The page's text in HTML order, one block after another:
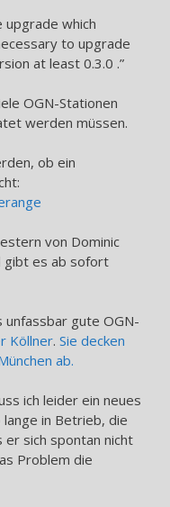
upgrade which
to upgrade
at least 0.3.0 .”
OGN-Stationen
werden müssen.
ob ein
von Dominic
gibt es ab sofort
unfassbar gute OGN-
Köllner. Sie decken
ab.
ich leider ein neues
in Betrieb, die
sich spontan nicht
Problem die